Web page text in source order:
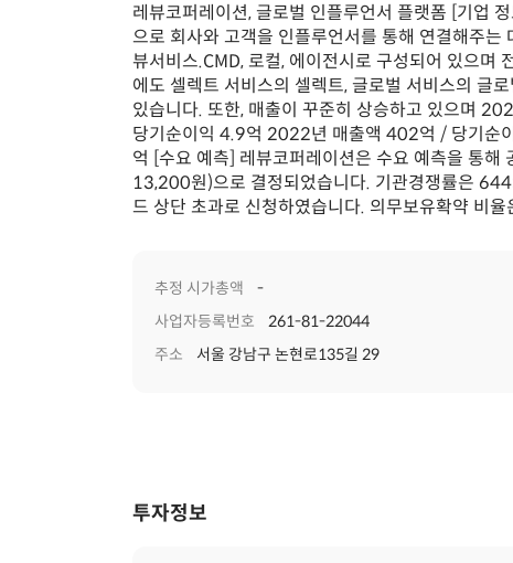
레뷰코퍼레이션, 글로벌 인플루언서 플랫폼 [기업
으로 회사와 고객을 인플루언서를 통해 연결해주는
뷰서비스.CMD, 로컬, 에이전시로 구성되어 있으며
에도 셀렉트 서비스의 셀렉트, 글로벌 서비스의 글
있습니다. 또한, 매출이 꾸준히 상승하고 있으며
당기순이익 4.9억 2022년 매출액 402억 / 당기
억 [수요 예측] 레뷰코퍼레이션은 수요 예측을 통
13,200원)으로 결정되었습니다. 기관경쟁률은
드 상단 초과로 신청하였습니다. 의무보유확약 비
추정 시가총액 -
사업자등록번호
261-81-22044
주소
서울 강남구 논현로135길 29
투자정보